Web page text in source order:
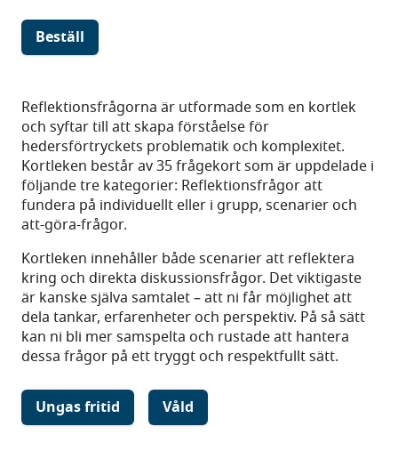
Beställ
Reflektionsfrågorna är utformade som en kortlek
och syftar till att skapa förståelse för
hedersförtryckets problematik och komplexitet.
Kortleken består av 35 frågekort som är uppdelade i
följande tre kategorier: Reflektionsfrågor att
fundera på individuellt eller i grupp, scenarier och
att-göra-frågor.
Kortleken innehåller både scenarier att reflektera
kring och direkta diskussionsfrågor. Det viktigaste
är kanske själva samtalet – att ni får möjlighet att
dela tankar, erfarenheter och perspektiv. På så sätt
kan ni bli mer samspelta och rustade att hantera
dessa frågor på ett tryggt och respektfullt sätt.
Ungas fritid Våld